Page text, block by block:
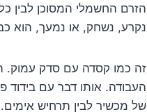
הזרם החשמלי המסוכן לבין
נקרע, נשחק, או נמעך, הוא
זה כמו קסדה עם סדק עמוק.
העבודה. אותו דבר עם בידוד
של מכשיר לבין תרחיש אימים.